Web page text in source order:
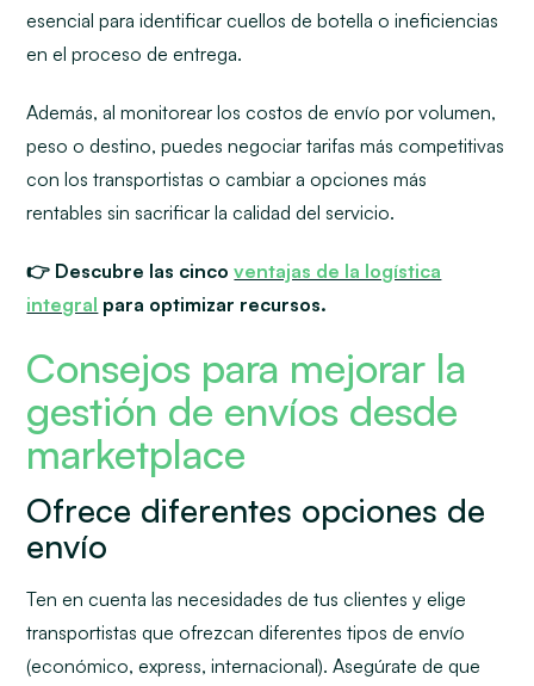
esencial para identificar cuellos de botella o ineficiencias
en el proceso de entrega.
Además, al monitorear los costos de envío por volumen,
peso o destino, puedes negociar tarifas más competitivas
con los transportistas o cambiar a opciones más
rentables sin sacrificar la calidad del servicio.
👉 Descubre las cincoventajas de la logística
integral para optimizar recursos.
Consejos para mejorar la
gestión de envíos desde
marketplace
Ofrece diferentes opciones de
envío
Ten en cuenta las necesidades de tus clientes y elige
transportistas que ofrezcan diferentes tipos de envío
(económico, express, internacional). Asegúrate de que